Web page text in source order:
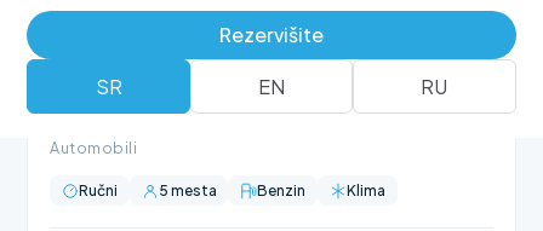
Rezervišite
SR EN RU
Citroen C3
Automobili
Ručni 5 mesta Benzin Klima